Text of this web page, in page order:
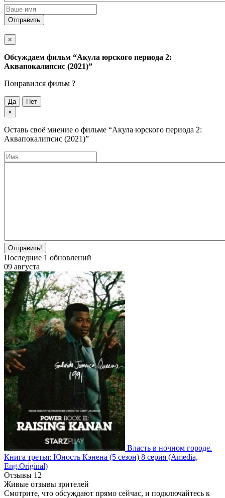
Отправить
×
Обсуждаем фильм “Акула юрского периода 2:
Аквапокалипсис (2021)”
Понравился фильм ?
Да
Нет
×
Оставь своё мнение о фильме “Акула юрского периода 2:
Аквапокалипсис (2021)”
Отправить!
Последние 1 обновлений
09 августа
Власть в ночном городе.
Книга третья: Юность Кэнена (5 сезон) 8 серия (Amedia,
Eng.Original)
Отзывы 12
Живые отзывы зрителей
Смотрите, что обсуждают прямо сейчас, и подключайтесь к